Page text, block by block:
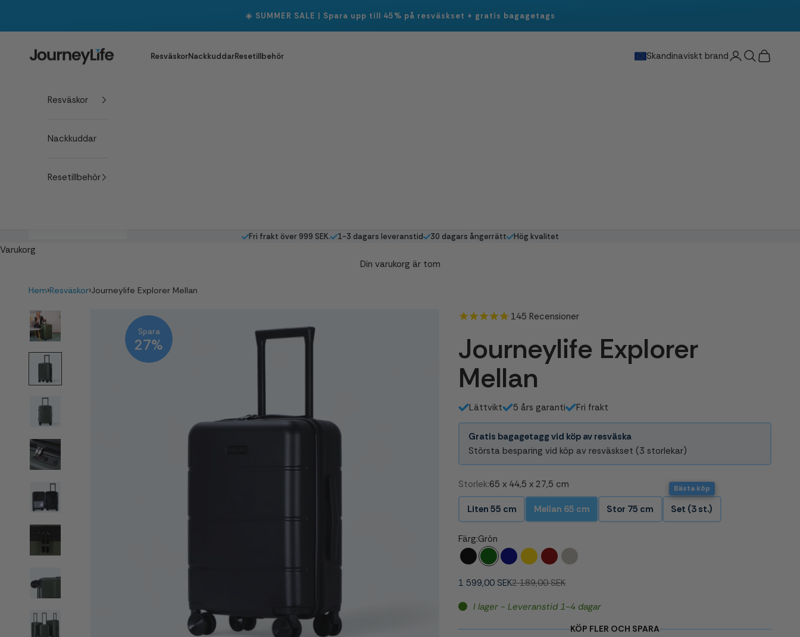
☀️ SUMMER SALE | Spara upp till 45% på resväskset + gratis bagagetags
Journeylife ResväskorNackkuddarResetillbehör Skandinaviskt brand Sök Kundvagn
Resväskor
Nackkuddar
Resetillbehör
Fri frakt över 999 SEK. 1-3 dagars leveranstid 30 dagars ångerrätt Hög kvalitet
Varukorg
Din varukorg är tom
Hem›Resväskor›Journeylife Explorer Mellan
Spara
27%
145 Recensioner
Journeylife Explorer
Mellan
Lättvikt 5 års garanti Fri frakt
Gratis bagagetagg vid köp av resväska
Största besparing vid köp av resväskset (3 storlekar)
Storlek:65 x 44,5 x 27,5 cm
Liten 55 cm Mellan 65 cm Stor 75 cm Set (3 st.)
Färg:Grön
SvartGrönBlå Gul Röd Champagne
1 599,00 SEK2 189,00 SEK
I lager - Leveranstid 1-4 dagar
KÖP FLER OCH SPARA